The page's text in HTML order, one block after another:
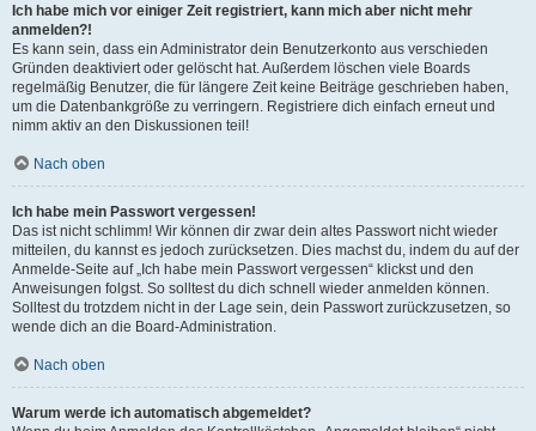
Ich habe mich vor einiger Zeit registriert, kann mich aber nicht mehr
anmelden?!
Es kann sein, dass ein Administrator dein Benutzerkonto aus verschieden
Gründen deaktiviert oder gelöscht hat. Außerdem löschen viele Boards
regelmäßig Benutzer, die für längere Zeit keine Beiträge geschrieben haben,
um die Datenbankgröße zu verringern. Registriere dich einfach erneut und
nimm aktiv an den Diskussionen teil!
Nach oben
Ich habe mein Passwort vergessen!
Das ist nicht schlimm! Wir können dir zwar dein altes Passwort nicht wieder
mitteilen, du kannst es jedoch zurücksetzen. Dies machst du, indem du auf der
Anmelde-Seite auf „Ich habe mein Passwort vergessen“ klickst und den
Anweisungen folgst. So solltest du dich schnell wieder anmelden können.
Solltest du trotzdem nicht in der Lage sein, dein Passwort zurückzusetzen, so
wende dich an die Board-Administration.
Nach oben
Warum werde ich automatisch abgemeldet?